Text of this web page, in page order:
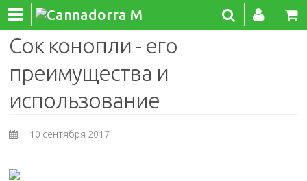
Сок конопли - его
преимущества и
использование
10 сентября 2017